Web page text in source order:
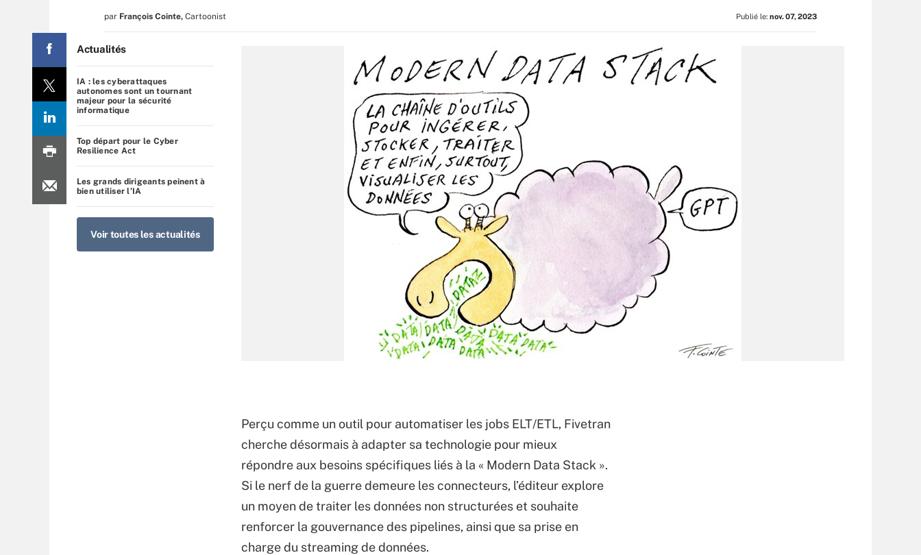
par François Cointe, Cartoonist Publié le: nov. 07, 2023
Actualités
IA : les cyberattaques
autonomes sont un tournant
majeur pour la sécurité
informatique
Top départ pour le Cyber
Resilience Act
Les grands dirigeants peinent à
bien utiliser l’IA
Voir toutes les actualités
Perçu comme un outil pour automatiser les jobs ELT/ETL, Fivetran
cherche désormais à adapter sa technologie pour mieux
répondre aux besoins spécifiques liés à la « Modern Data Stack ».
Si le nerf de la guerre demeure les connecteurs, l’éditeur explore
un moyen de traiter les données non structurées et souhaite
renforcer la gouvernance des pipelines, ainsi que sa prise en
charge du streaming de données.